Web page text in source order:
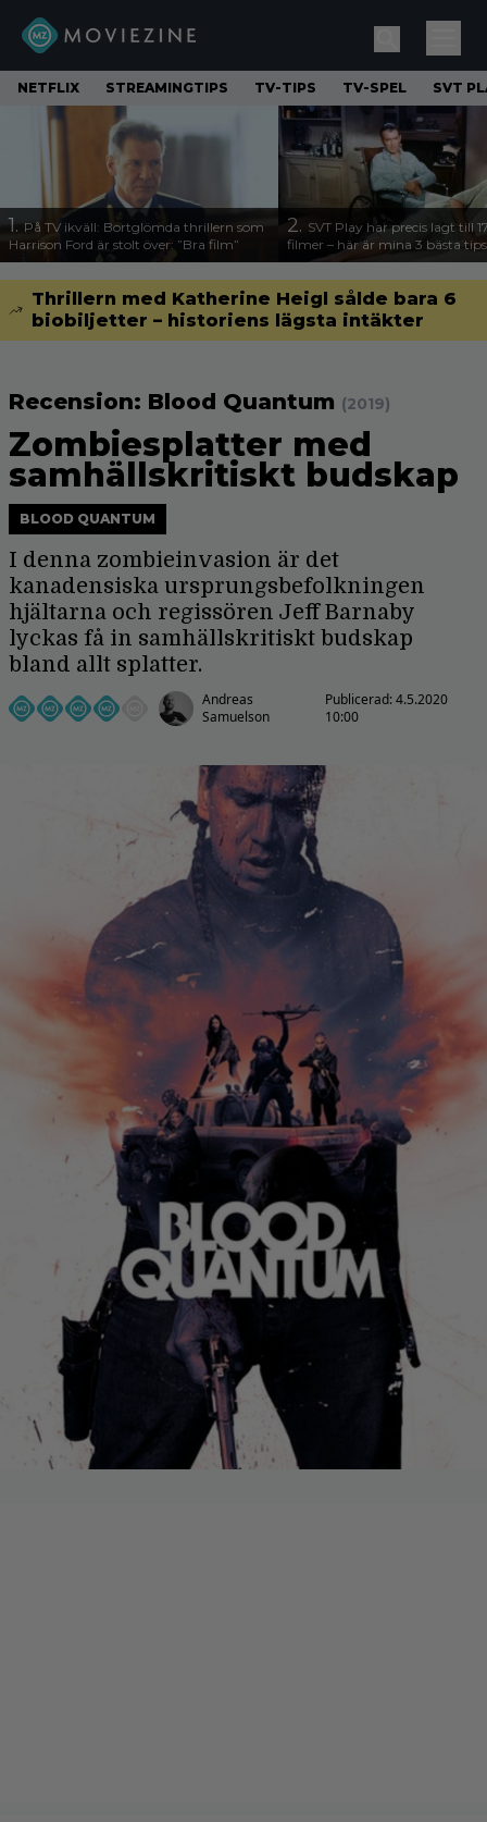
NETFLIX STREAMINGTIPS TV-TIPS TV-SPEL SVT
1. På TV ikväll: Bortglömda thrillern som
Harrison Ford är stolt över: ”Bra film”
2. SVT Play har precis lagt till
filmer – här är mina 3 bästa tips
Thrillern med Katherine Heigl sålde bara 6
biobiljetter – historiens lägsta intäkter
Recension: Blood Quantum (2019)
Zombiesplatter med
samhällskritiskt budskap
BLOOD QUANTUM
I denna zombieinvasion är det
kanadensiska ursprungsbefolkningen
hjältarna och regissören Jeff Barnaby
lyckas få in samhällskritiskt budskap
bland allt splatter.
Andreas
Samuelson
Publicerad:4.5.2020
10:00